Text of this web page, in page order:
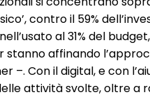
contro il 59%
al 31% del
stanno affinando
–. Con il digital, e con
attività svolte, oltre a